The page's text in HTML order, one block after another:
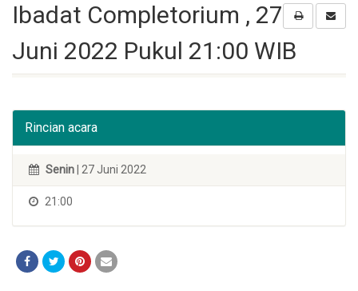
Ibadat Completorium , 27
Juni 2022 Pukul 21:00 WIB
Rincian acara
Senin | 27 Juni 2022
21:00